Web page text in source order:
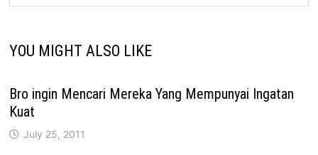
YOU MIGHT ALSO LIKE
Bro ingin Mencari Mereka Yang Mempunyai Ingatan
Kuat
July 25, 2011